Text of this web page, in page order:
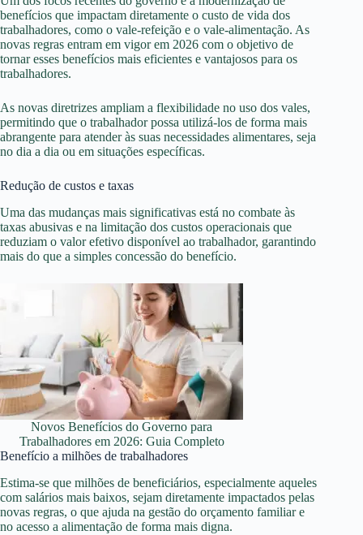
benefícios que impactam diretamente o custo de vida dos
trabalhadores, como o vale-refeição e o vale-alimentação. As
novas regras entram em vigor em 2026 com o objetivo de
tornar esses benefícios mais eficientes e vantajosos para os
trabalhadores.
As novas diretrizes ampliam a flexibilidade no uso dos vales,
permitindo que o trabalhador possa utilizá-los de forma mais
abrangente para atender às suas necessidades alimentares, seja
no dia a dia ou em situações específicas.
Redução de custos e taxas
Uma das mudanças mais significativas está no combate às
taxas abusivas e na limitação dos custos operacionais que
reduziam o valor efetivo disponível ao trabalhador, garantindo
mais do que a simples concessão do benefício.
Novos Benefícios do Governo para
Trabalhadores em 2026: Guia Completo
Benefício a milhões de trabalhadores
Estima-se que milhões de beneficiários, especialmente aqueles
com salários mais baixos, sejam diretamente impactados pelas
novas regras, o que ajuda na gestão do orçamento familiar e
no acesso a alimentação de forma mais digna.